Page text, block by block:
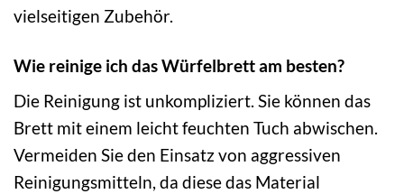
vielseitigen Zubehör.
Wie reinige ich das Würfelbrett am besten?
Die Reinigung ist unkompliziert. Sie können das
Brett mit einem leicht feuchten Tuch abwischen.
Vermeiden Sie den Einsatz von aggressiven
Reinigungsmitteln, da diese das Material